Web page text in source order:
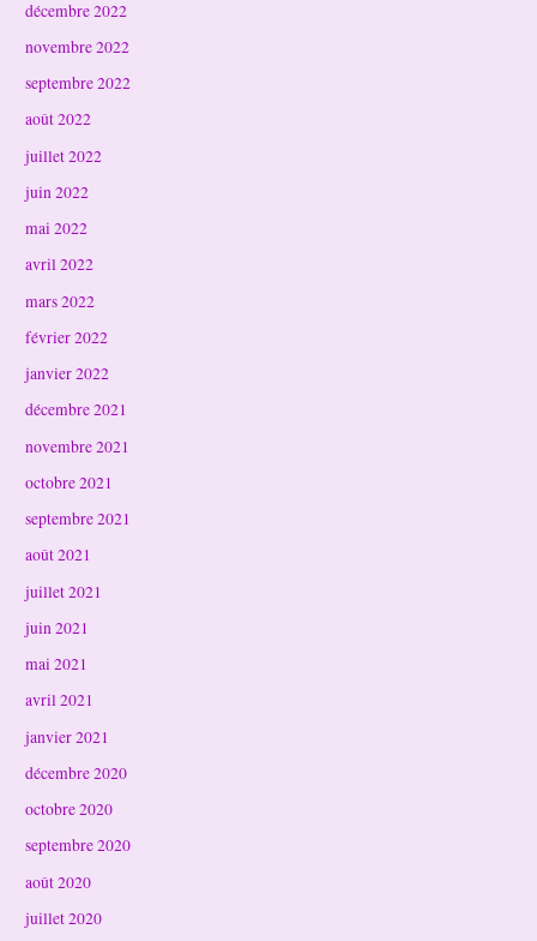
décembre 2022
novembre 2022
septembre 2022
août 2022
juillet 2022
juin 2022
mai 2022
avril 2022
mars 2022
février 2022
janvier 2022
décembre 2021
novembre 2021
octobre 2021
septembre 2021
août 2021
juillet 2021
juin 2021
mai 2021
avril 2021
janvier 2021
décembre 2020
octobre 2020
septembre 2020
août 2020
juillet 2020